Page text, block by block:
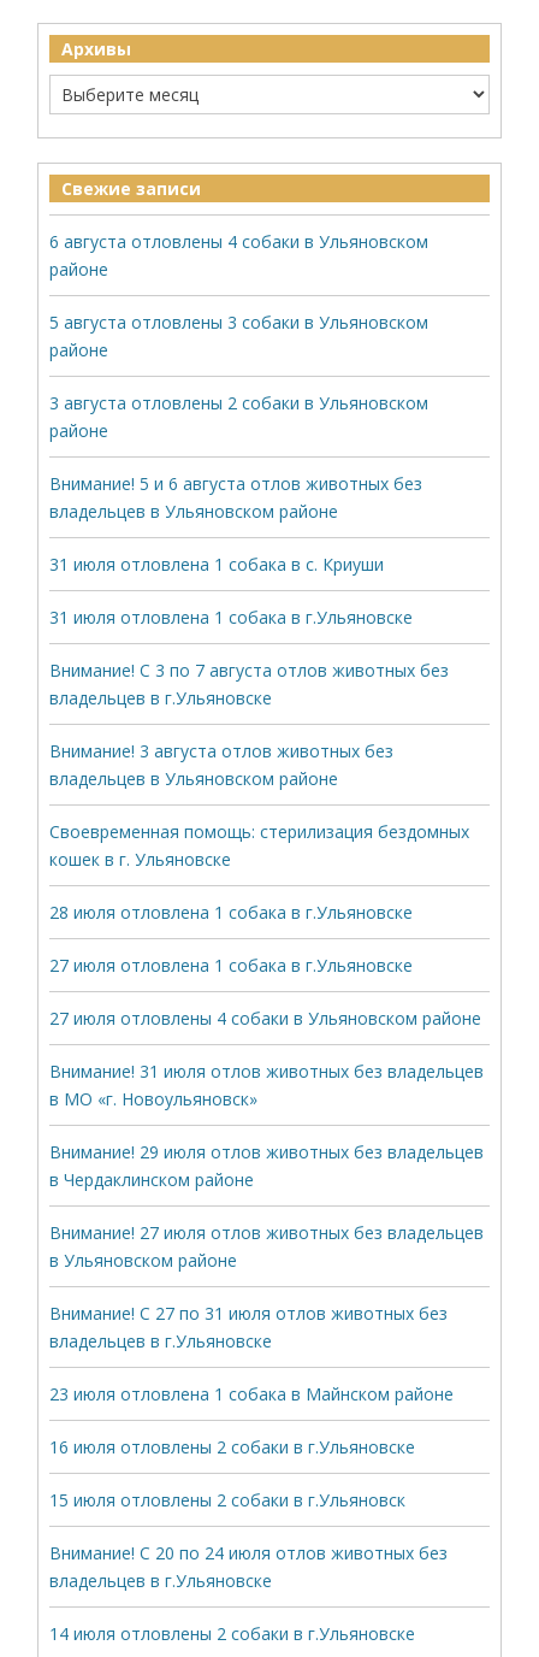
Архивы
Свежие записи
6 августа отловлены 4 собаки в Ульяновском
районе
5 августа отловлены 3 собаки в Ульяновском
районе
3 августа отловлены 2 собаки в Ульяновском
районе
Внимание! 5 и 6 августа отлов животных без
владельцев в Ульяновском районе
31 июля отловлена 1 собака в с. Криуши
31 июля отловлена 1 собака в г.Ульяновске
Внимание! С 3 по 7 августа отлов животных без
владельцев в г.Ульяновске
Внимание! 3 августа отлов животных без
владельцев в Ульяновском районе
Своевременная помощь: стерилизация бездомных
кошек в г. Ульяновске
28 июля отловлена 1 собака в г.Ульяновске
27 июля отловлена 1 собака в г.Ульяновске
27 июля отловлены 4 собаки в Ульяновском районе
Внимание! 31 июля отлов животных без владельцев
в МО «г. Новоульяновск»
Внимание! 29 июля отлов животных без владельцев
в Чердаклинском районе
Внимание! 27 июля отлов животных без владельцев
в Ульяновском районе
Внимание! С 27 по 31 июля отлов животных без
владельцев в г.Ульяновске
23 июля отловлена 1 собака в Майнском районе
16 июля отловлены 2 собаки в г.Ульяновске
15 июля отловлены 2 собаки в г.Ульяновск
Внимание! С 20 по 24 июля отлов животных без
владельцев в г.Ульяновске
14 июля отловлены 2 собаки в г.Ульяновске